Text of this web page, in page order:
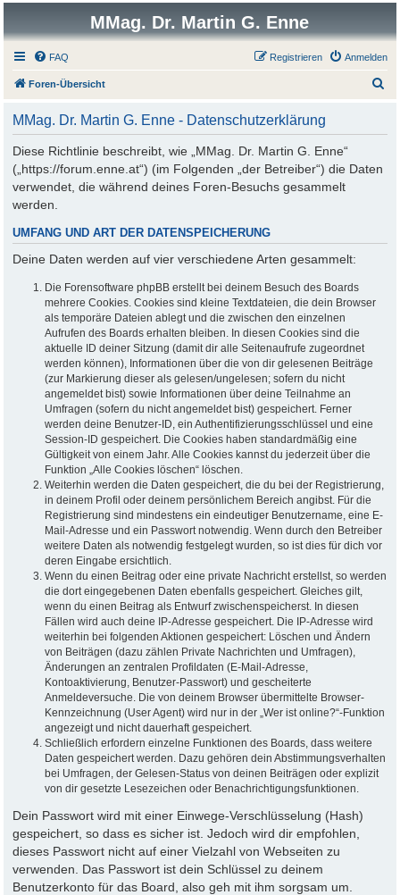
MMag. Dr. Martin G. Enne
FAQ Anmelden
Registrieren
Foren-Übersicht
MMag. Dr. Martin G. Enne - Datenschutzerklärung
Diese Richtlinie beschreibt, wie „MMag. Dr. Martin G. Enne“
(„https://forum.enne.at“) (im Folgenden „der Betreiber“) die Daten
verwendet, die während deines Foren-Besuchs gesammelt
werden.
UMFANG UND ART DER DATENSPEICHERUNG
Deine Daten werden auf vier verschiedene Arten gesammelt:
Die Forensoftware phpBB erstellt bei deinem Besuch des Boards
mehrere Cookies. Cookies sind kleine Textdateien, die dein Browser
als temporäre Dateien ablegt und die zwischen den einzelnen
Aufrufen des Boards erhalten bleiben. In diesen Cookies sind die
aktuelle ID deiner Sitzung (damit dir alle Seitenaufrufe zugeordnet
werden können), Informationen über die von dir gelesenen Beiträge
(zur Markierung dieser als gelesen/ungelesen; sofern du nicht
angemeldet bist) sowie Informationen über deine Teilnahme an
Umfragen (sofern du nicht angemeldet bist) gespeichert. Ferner
werden deine Benutzer-ID, ein Authentifizierungsschlüssel und eine
Session-ID gespeichert. Die Cookies haben standardmäßig eine
Gültigkeit von einem Jahr. Alle Cookies kannst du jederzeit über die
Funktion „Alle Cookies löschen“ löschen.
Weiterhin werden die Daten gespeichert, die du bei der Registrierung,
in deinem Profil oder deinem persönlichem Bereich angibst. Für die
Registrierung sind mindestens ein eindeutiger Benutzername, eine E-
Mail-Adresse und ein Passwort notwendig. Wenn durch den Betreiber
weitere Daten als notwendig festgelegt wurden, so ist dies für dich vor
deren Eingabe ersichtlich.
Wenn du einen Beitrag oder eine private Nachricht erstellst, so werden
die dort eingegebenen Daten ebenfalls gespeichert. Gleiches gilt,
wenn du einen Beitrag als Entwurf zwischenspeicherst. In diesen
Fällen wird auch deine IP-Adresse gespeichert. Die IP-Adresse wird
weiterhin bei folgenden Aktionen gespeichert: Löschen und Ändern
von Beiträgen (dazu zählen Private Nachrichten und Umfragen),
Änderungen an zentralen Profildaten (E-Mail-Adresse,
Kontoaktivierung, Benutzer-Passwort) und gescheiterte
Anmeldeversuche. Die von deinem Browser übermittelte Browser-
Kennzeichnung (User Agent) wird nur in der „Wer ist online?“-Funktion
angezeigt und nicht dauerhaft gespeichert.
Schließlich erfordern einzelne Funktionen des Boards, dass weitere
Daten gespeichert werden. Dazu gehören dein Abstimmungsverhalten
bei Umfragen, der Gelesen-Status von deinen Beiträgen oder explizit
von dir gesetzte Lesezeichen oder Benachrichtigungsfunktionen.
Dein Passwort wird mit einer Einwege-Verschlüsselung (Hash)
gespeichert, so dass es sicher ist. Jedoch wird dir empfohlen,
dieses Passwort nicht auf einer Vielzahl von Webseiten zu
verwenden. Das Passwort ist dein Schlüssel zu deinem
Benutzerkonto für das Board, also geh mit ihm sorgsam um.